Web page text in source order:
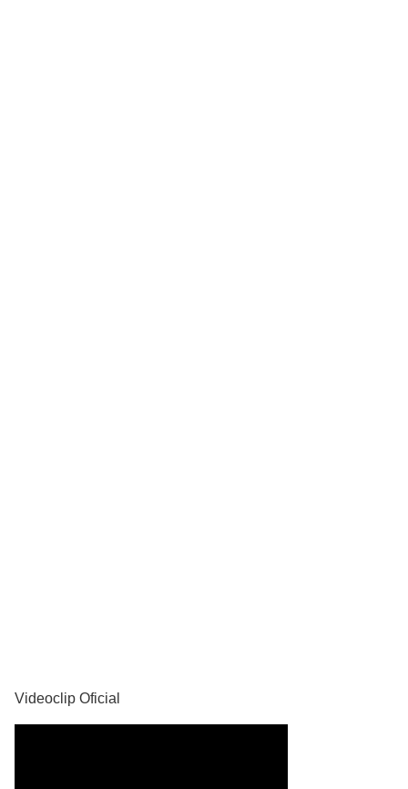
Videoclip Oficial